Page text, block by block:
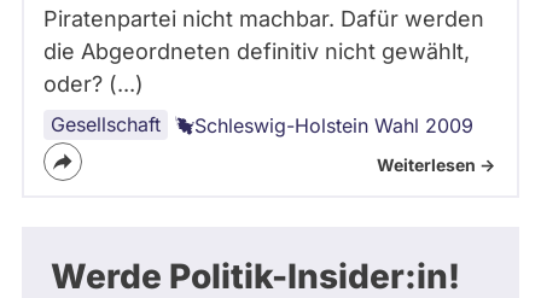
Piratenpartei nicht machbar. Dafür werden
die Abgeordneten definitiv nicht gewählt,
oder? (...)
Gesellschaft Schleswig-Holstein Wahl 2009
Weiterlesen ->
Werde Politik-Insider:in!